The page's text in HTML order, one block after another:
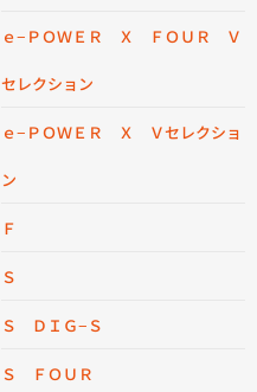
ｅ−ＰＯＷＥＲ Ｘ ＦＯＵＲ Ｖ
セレクション
ｅ−ＰＯＷＥＲ Ｘ Ｖセレクショ
ン
Ｆ
Ｓ
Ｓ ＤＩＧ−Ｓ
Ｓ ＦＯＵＲ